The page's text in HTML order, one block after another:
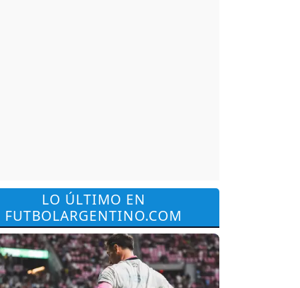
LO ÚLTIMO EN
FUTBOLARGENTINO.COM